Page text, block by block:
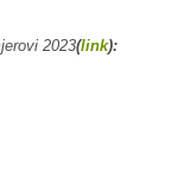
2023(link):